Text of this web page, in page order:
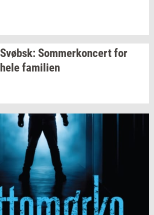
Svøbsk: Som­mer­kon­certfor
helefa­mi­li­en